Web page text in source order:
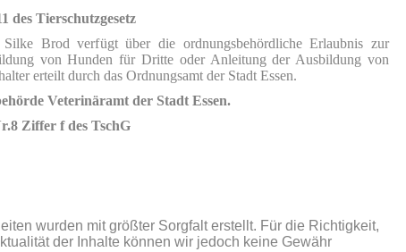
des Tierschutzgesetz
Brod verfügt über die ordnungsbehördliche Erlaubnis zur
von Hunden für Dritte oder Anleitung der Ausbildung von
erteilt durch das Ordnungsamt der Stadt Essen.
Veterinäramt der Stadt Essen.
Ziffer f des TschG
wurden mit größter Sorgfalt erstellt. Für die Richtigkeit,
der Inhalte können wir jedoch keine Gewähr